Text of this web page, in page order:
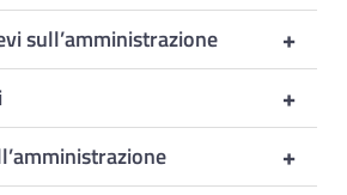
+
sull’amministrazione
+
+